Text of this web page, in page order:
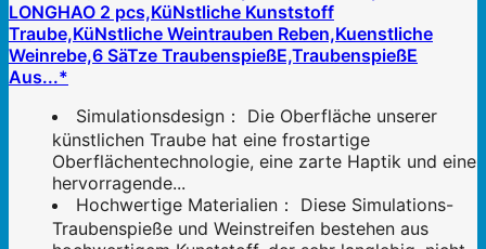
LONGHAO 2 pcs,KüNstliche Kunststoff
Traube,KüNstliche Weintrauben Reben,Kuenstliche
Weinrebe,6 SäTze TraubenspießE,TraubenspießE
Aus...*
Simulationsdesign： Die Oberfläche unserer
künstlichen Traube hat eine frostartige
Oberflächentechnologie, eine zarte Haptik und eine
hervorragende...
Hochwertige Materialien： Diese Simulations-
Traubenspieße und Weinstreifen bestehen aus